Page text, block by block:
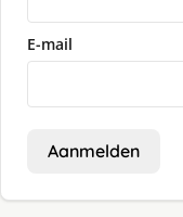
E-mail
Aanmelden